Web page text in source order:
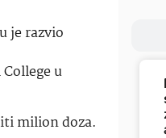
je razvio
u
milion doza.